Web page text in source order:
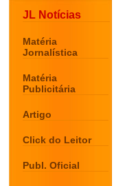
JL Notícias
Matéria
Jornalística
Matéria
Publicitária
Artigo
Click do Leitor
Publ. Oficial